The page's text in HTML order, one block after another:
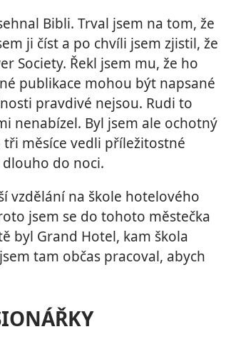
Bibli. Trval jsem na tom, že
ji číst a po chvíli jsem zjistil, že
Society. Řekl jsem mu, že ho
publikace mohou být napsané
pravdivé nejsou. Rudi to
nenabízel. Byl jsem ale ochotný
měsíce vedli příležitostné
do noci.
vzdělání na škole hotelového
jsem se do tohoto městečka
byl Grand Hotel, kam škola
tam občas pracoval, abych